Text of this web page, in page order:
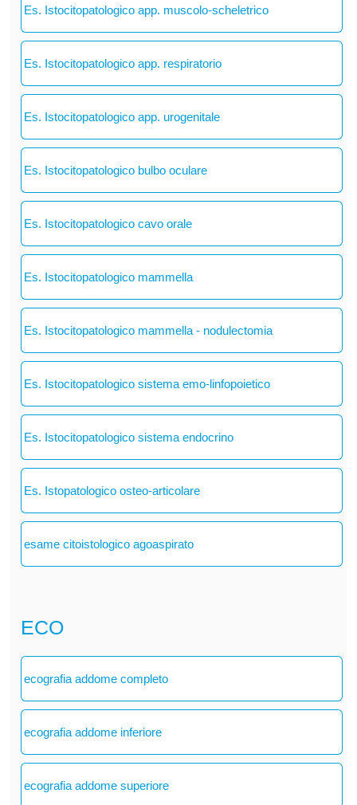
Es. Istocitopatologico app. muscolo-scheletrico
Es. Istocitopatologico app. respiratorio
Es. Istocitopatologico app. urogenitale
Es. Istocitopatologico bulbo oculare
Es. Istocitopatologico cavo orale
Es. Istocitopatologico mammella
Es. Istocitopatologico mammella - nodulectomia
Es. Istocitopatologico sistema emo-linfopoietico
Es. Istocitopatologico sistema endocrino
Es. Istopatologico osteo-articolare
esame citoistologico agoaspirato
ECO
ecografia addome completo
ecografia addome inferiore
ecografia addome superiore